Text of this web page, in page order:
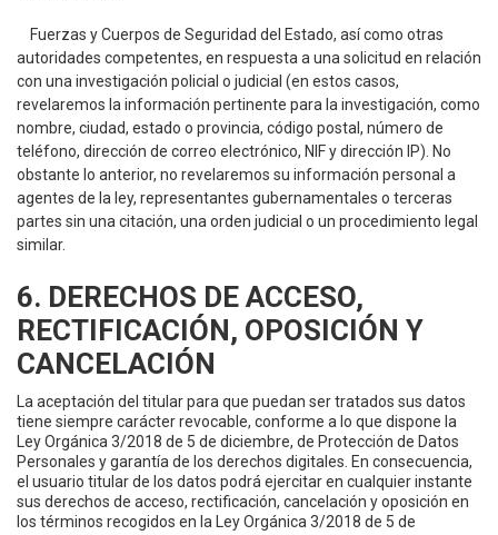
Fuerzas y Cuerpos de Seguridad del Estado, así como otras
autoridades competentes, en respuesta a una solicitud en relación
con una investigación policial o judicial (en estos casos,
revelaremos la información pertinente para la investigación, como
nombre, ciudad, estado o provincia, código postal, número de
teléfono, dirección de correo electrónico, NIF y dirección IP). No
obstante lo anterior, no revelaremos su información personal a
agentes de la ley, representantes gubernamentales o terceras
partes sin una citación, una orden judicial o un procedimiento legal
similar.
6. DERECHOS DE ACCESO,
RECTIFICACIÓN, OPOSICIÓN Y
CANCELACIÓN
La aceptación del titular para que puedan ser tratados sus datos
tiene siempre carácter revocable, conforme a lo que dispone la
Ley Orgánica 3/2018 de 5 de diciembre, de Protección de Datos
Personales y garantía de los derechos digitales. En consecuencia,
el usuario titular de los datos podrá ejercitar en cualquier instante
sus derechos de acceso, rectificación, cancelación y oposición en
los términos recogidos en la Ley Orgánica 3/2018 de 5 de